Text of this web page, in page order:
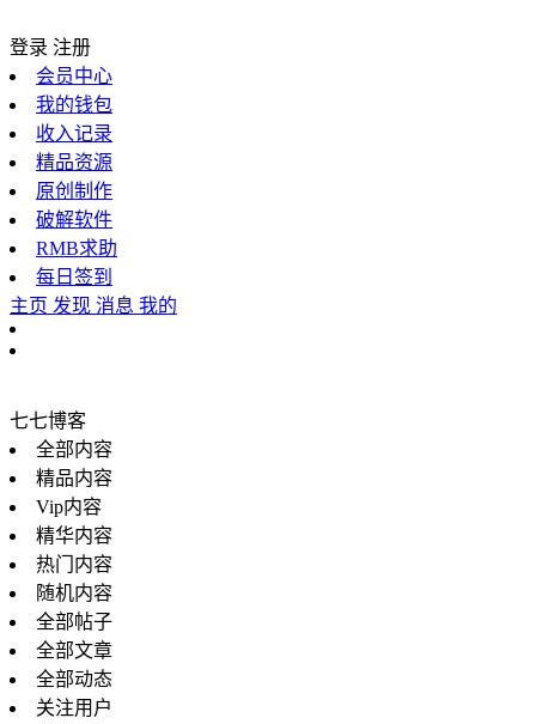
登录 注册
会员中心
我的钱包
收入记录
精品资源
原创制作
破解软件
RMB求助
每日签到
主页 发现 消息 我的
七七博客
全部内容
精品内容
Vip内容
精华内容
热门内容
随机内容
全部帖子
全部文章
全部动态
关注用户